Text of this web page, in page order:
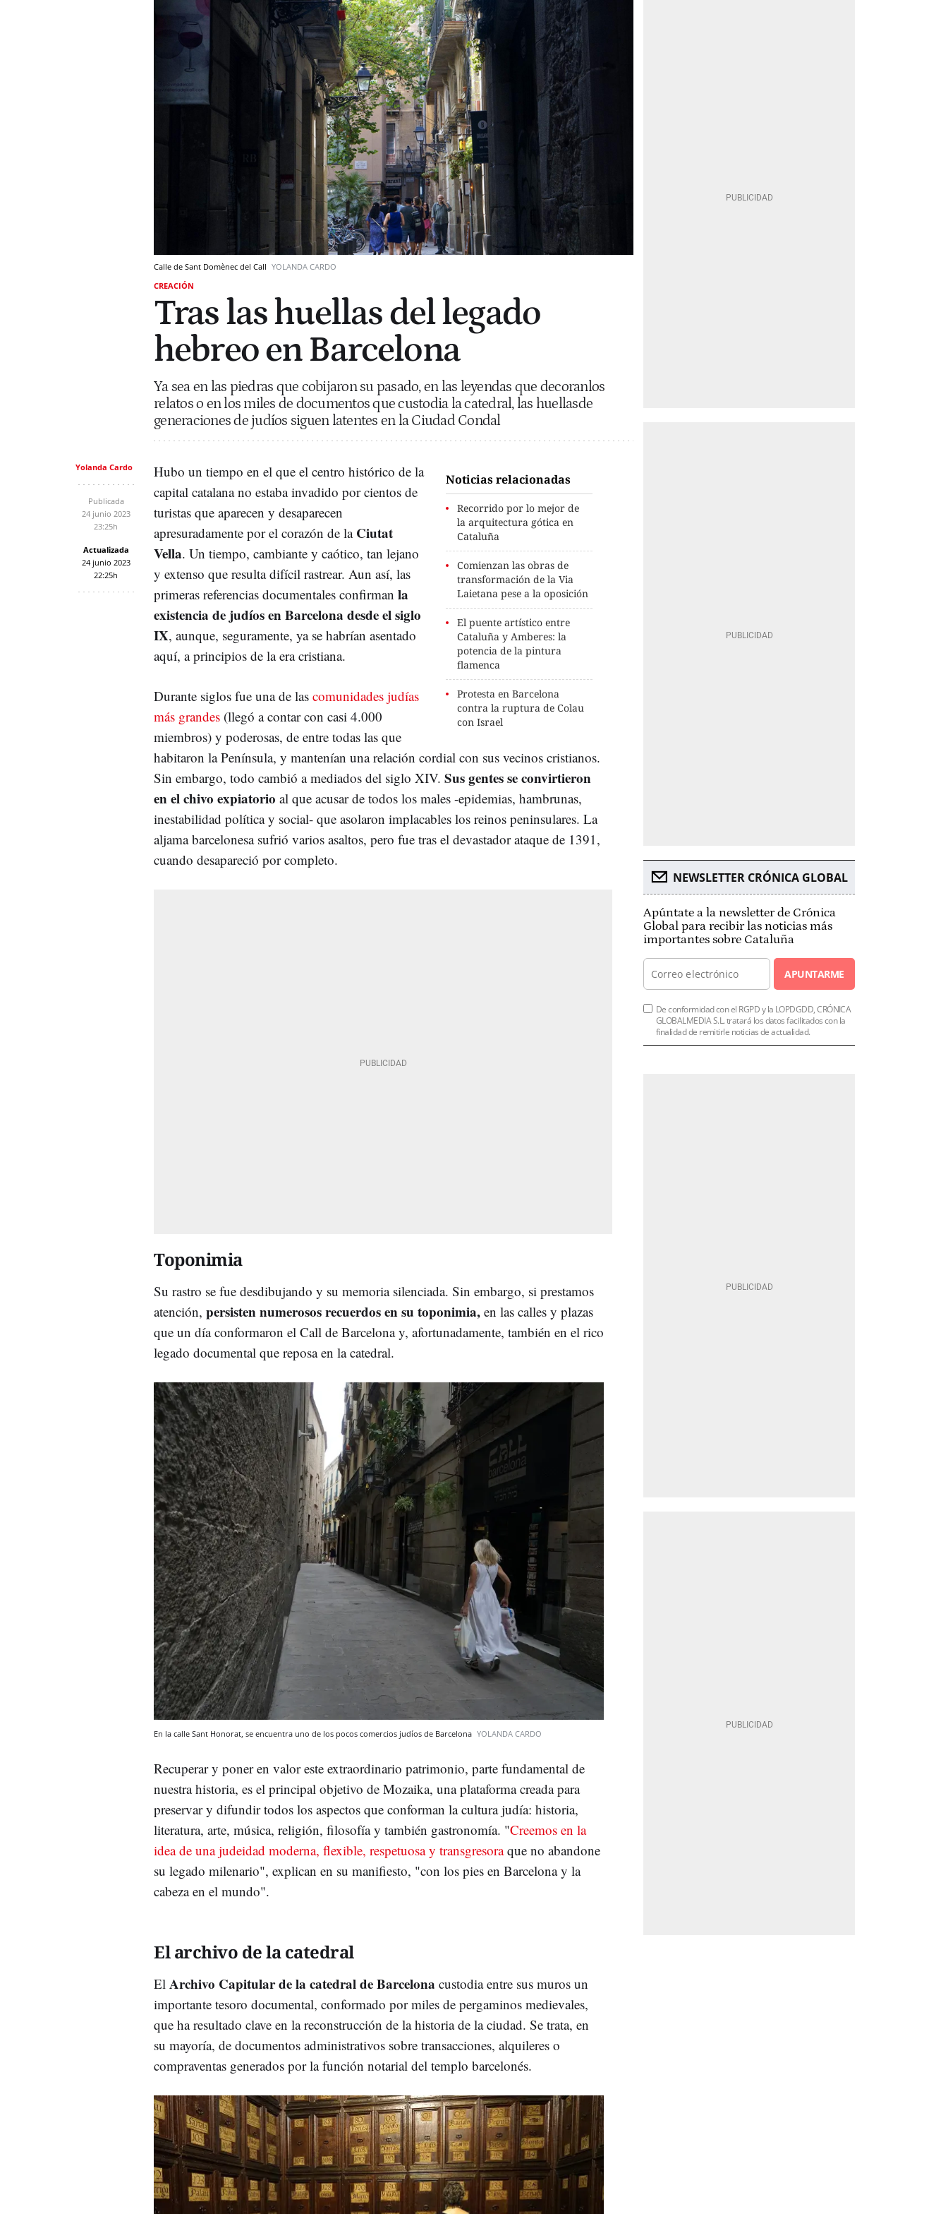
Calle de Sant Domènec del Call YOLANDA CARDO
CREACIÓN
Tras las huellas del legado
hebreo en Barcelona
Ya sea en las piedras que cobijaron su pasado, en las leyendas que decoranlos
relatos o en los miles de documentos que custodia la catedral, las huellasde
generaciones de judíos siguen latentes en la Ciudad Condal
Yolanda Cardo
Publicada
24 junio 2023
23:25h
Actualizada
24 junio 2023
22:25h
Noticias relacionadas
Recorrido por lo mejor de
la arquitectura gótica en
Cataluña
Comienzan las obras de
transformación de la Via
Laietana pese a la oposición
El puente artístico entre
Cataluña y Amberes: la
potencia de la pintura
flamenca
Protesta en Barcelona
contra la ruptura de Colau
con Israel
Hubo un tiempo en el que el centro histórico de la
capital catalana no estaba invadido por cientos de
turistas que aparecen y desaparecen
apresuradamente por el corazón de laCiutat
Vella. Un tiempo, cambiante y caótico, tan lejano
y extenso que resulta difícil rastrear. Aun así, las
primeras referencias documentales confirman la
existencia de judíos en Barcelona desde el siglo
IX, aunque, seguramente, ya se habrían asentado
aquí, a principios de la era cristiana.
Durante siglos fue una de las comunidades judías
más grandes (llegó a contar con casi 4.000
miembros) y poderosas, de entre todas las que
habitaron la Península, y mantenían una relación cordial con sus vecinos cristianos.
Sin embargo, todo cambió a mediados del siglo XIV. Sus gentes se convirtieron
en el chivo expiatorio al que acusar de todos los males -epidemias, hambrunas,
inestabilidad política y social- que asolaron implacables los reinos peninsulares. La
aljama barcelonesa sufrió varios asaltos, pero fue tras el devastador ataque de 1391,
cuando desapareció por completo.
Toponimia
Su rastro se fue desdibujando y su memoria silenciada. Sin embargo, si prestamos
atención, persisten numerosos recuerdos en su toponimia, en las calles y plazas
que un día conformaron el Call de Barcelona y, afortunadamente, también en el rico
legado documental que reposa en la catedral.
En la calle Sant Honorat, se encuentra uno de los pocos comercios judíos de Barcelona YOLANDA CARDO
Recuperar y poner en valor este extraordinario patrimonio, parte fundamental de
nuestra historia, es el principal objetivo de Mozaika, una plataforma creada para
preservar y difundir todos los aspectos que conforman la cultura judía: historia,
literatura, arte, música, religión, filosofía y también gastronomía. "Creemos en la
idea de una judeidad moderna, flexible, respetuosa y transgresoraque no abandone
su legado milenario", explican en su manifiesto, "con los pies en Barcelona y la
cabeza en el mundo".
El archivo de la catedral
El Archivo Capitular de la catedral de Barcelona custodia entre sus muros un
importante tesoro documental, conformado por miles de pergaminos medievales,
que ha resultado clave en la reconstrucción de la historia de la ciudad. Se trata, en
su mayoría, de documentos administrativos sobre transacciones, alquileres o
compraventas generados por la función notarial del templo barcelonés.
NEWSLETTER CRÓNICA GLOBAL
Apúntate a la newsletter de Crónica
Global para recibir las noticias más
importantes sobre Cataluña
APUNTARME
De conformidad con el RGPD y la LOPDGDD, CRÓNICA
GLOBALMEDIA S.L. tratará los datos facilitados con la
finalidad de remitirle noticias de actualidad.